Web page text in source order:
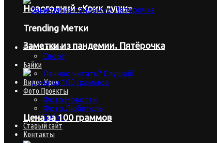
Новогодний «Крик души»
Trending Метки
Фото.Альбом
Спорт
Байки
Лениво читать? Слушай!
Видео.Урок
Фото.Проекты
Фото.Новости
Фото.Любитель
Байки
Старый сайт
Контакты
Заметки из пандемии. Пятёрочка
Цена за 100 граммов